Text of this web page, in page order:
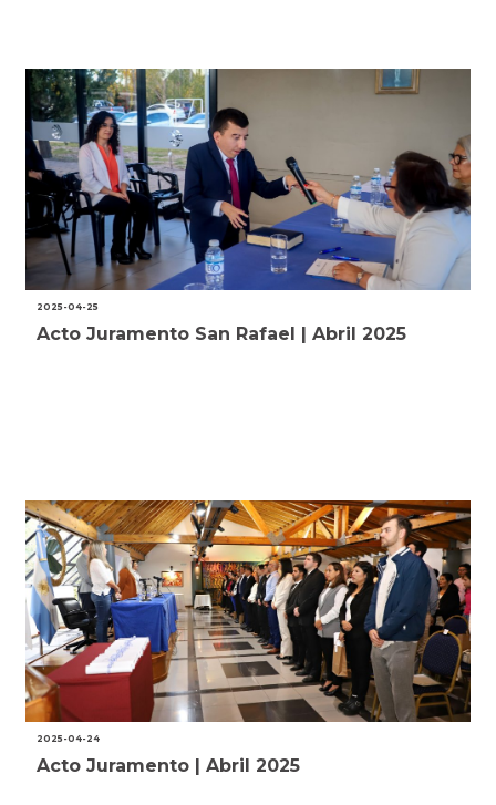
2025-04-25
Acto Juramento San Rafael | Abril 2025
2025-04-24
Acto Juramento | Abril 2025